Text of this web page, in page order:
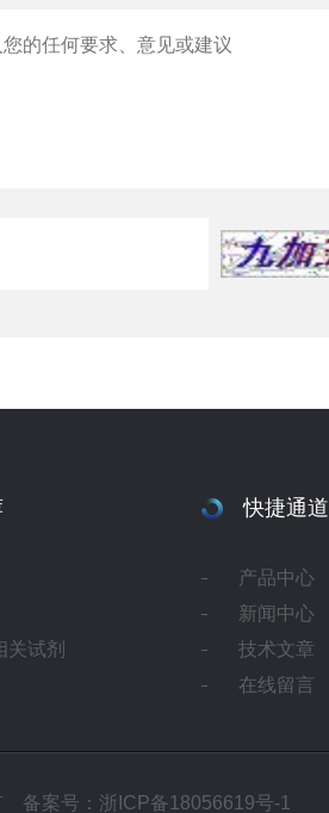
关试剂
快捷通道
产品中心
新闻中心
技术文章
在线留言
备案号：浙ICP备18056619号-1